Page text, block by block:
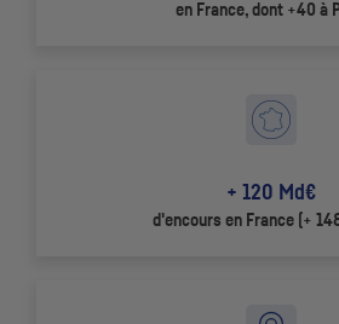
en France, dont +40 à
+ 120 Md€
d'encours en France (+